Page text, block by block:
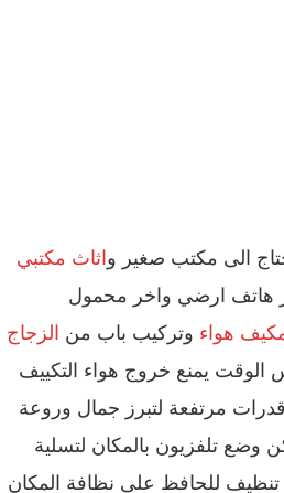
الى مكتب صغير واثاث مكتبي
هاتف ارضي واخر محمول
هواء وتركيب باب من الزجاج
يمنع خروج هواء التكييف
مرتفعة لتبرز جمال وروعة
وضع تلفزيون بالمكان لتسلية
تنظيف للحافظ على نظافة المكان